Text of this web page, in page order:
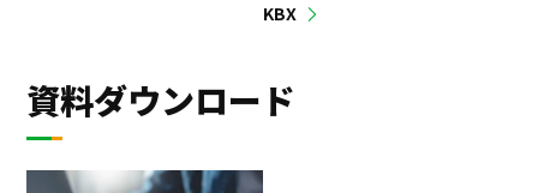
KBX
資料ダウンロード